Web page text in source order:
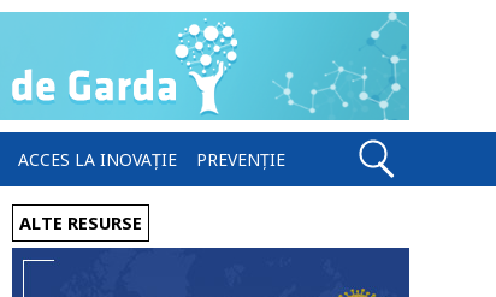
ACCES LA INOVAȚIE PREVENȚIE
ALTE RESURSE